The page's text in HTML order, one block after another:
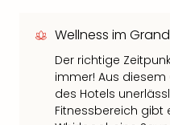
Wellness im
Der richtige
immer! Aus
des Hotels
Fitnessbereich gibt